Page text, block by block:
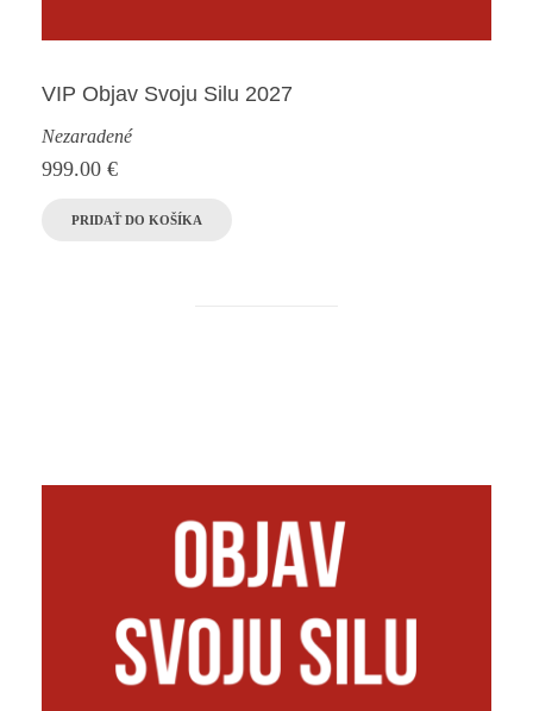
VIP Objav Svoju Silu 2027
Nezaradené
999.00 €
PRIDAŤ DO KOŠÍKA